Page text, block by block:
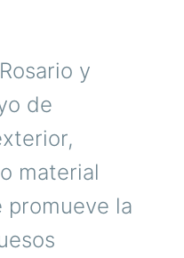
y
de
material
promueve la